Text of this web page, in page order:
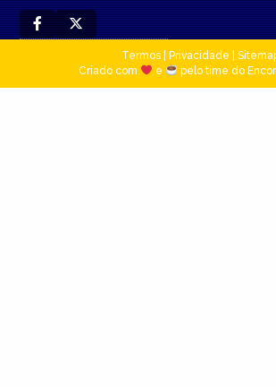
Termos| Privacidade
Criado com
e pelo time do